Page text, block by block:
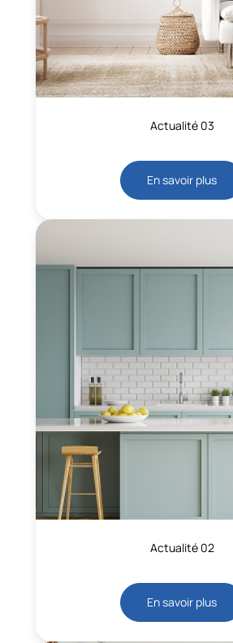
Actualité 03
En savoir plus
Actualité 02
En savoir plus